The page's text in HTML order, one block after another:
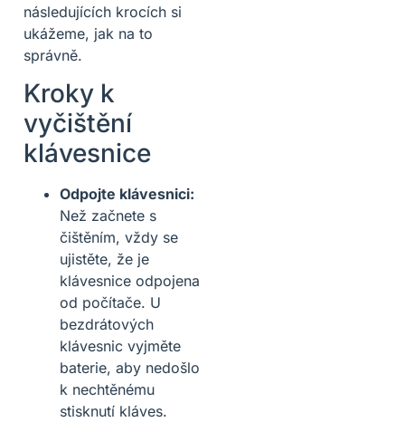
následujících krocích si
ukážeme, jak na to
správně.
Kroky k
vyčištění
klávesnice
Odpojte klávesnici:
Než začnete s
čištěním, vždy se
ujistěte, že je
klávesnice odpojena
od počítače. U
bezdrátových
klávesnic vyjměte
baterie, aby nedošlo
k nechtěnému
stisknutí kláves.